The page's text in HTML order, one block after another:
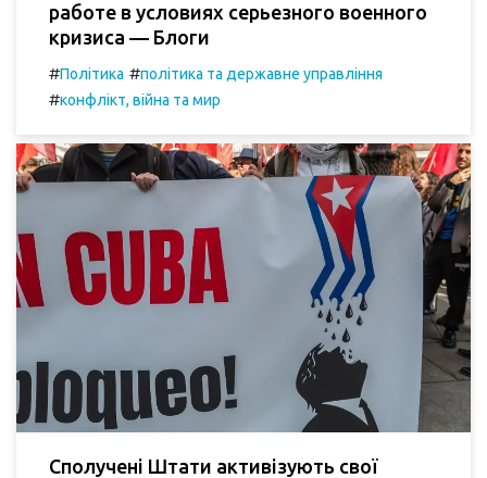
работе в условиях серьезного военного
кризиса — Блоги
#Політика #політика та державне управління
#конфлікт, війна та мир
Сполучені Штати активізують свої